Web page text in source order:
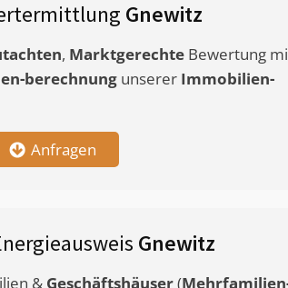
Gnewitz
, Marktgerechte Bewertung
berechnung unserer Immobilien-
Anfragen
Gnewitz
& Geschäftshäuser(